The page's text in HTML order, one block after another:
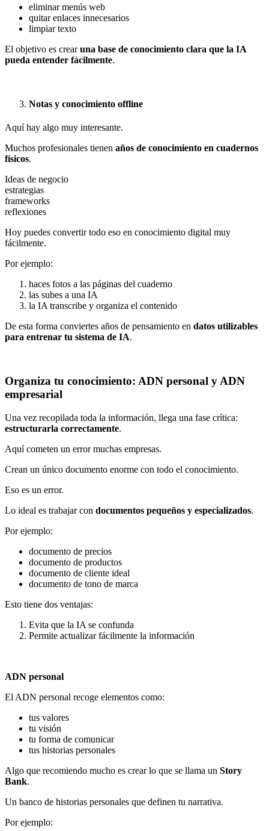
eliminar menús web
quitar enlaces innecesarios
limpiar texto
El objetivo es crearuna base de conocimiento clara que la IA
pueda entender fácilmente.
Notas y conocimiento offline
Aquí hay algo muy interesante.
Muchos profesionales tienen años de conocimiento en cuadernos
físicos.
Ideas de negocio
estrategias
frameworks
reflexiones
Hoy puedes convertir todo eso en conocimiento digital muy
fácilmente.
Por ejemplo:
haces fotos a las páginas del cuaderno
las subes a una IA
la IA transcribe y organiza el contenido
De esta forma conviertes años de pensamiento en datos utilizables
para entrenar tu sistema de IA.
Organiza tu conocimiento: ADN personal y ADN
empresarial
Una vez recopilada toda la información, llega una fase crítica:
estructurarla correctamente.
Aquí cometen un error muchas empresas.
Crean un único documento enorme con todo el conocimiento.
Eso es un error.
Lo ideal es trabajar con documentos pequeños y especializados.
Por ejemplo:
documento de precios
documento de productos
documento de cliente ideal
documento de tono de marca
Esto tiene dos ventajas:
Evita que la IA se confunda
Permite actualizar fácilmente la información
ADN personal
El ADN personal recoge elementos como:
tus valores
tu visión
tu forma de comunicar
tus historias personales
Algo que recomiendo mucho es crear lo que se llama un Story
Bank.
Un banco de historias personales que definen tu narrativa.
Por ejemplo: